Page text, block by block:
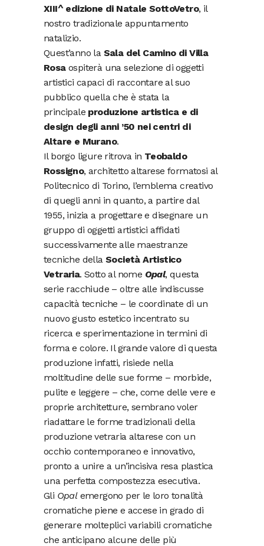
XIII^ edizione di Natale SottoVetro, il
nostro tradizionale appuntamento
natalizio.
Quest’anno laSala del Camino di Villa
Rosaospiterà una selezione di oggetti
artistici capaci di raccontare al suo
pubblico quella che è stata la
principale produzione artistica e di
design degli anni ’50 nei centri di
Altare e Murano.
Il borgo ligure ritrova in Teobaldo
Rossigno, architetto altarese formatosi al
Politecnico di Torino, l’emblema creativo
di quegli anni in quanto, a partire dal
1955, inizia a progettare e disegnare un
gruppo di oggetti artistici affidati
successivamente alle maestranze
tecniche dellaSocietà Artistico
Vetraria. Sotto al nome Opal, questa
serie racchiude – oltre alle indiscusse
capacità tecniche – le coordinate di un
nuovo gusto estetico incentrato su
ricerca e sperimentazione in termini di
forma e colore. Il grande valore di questa
produzione infatti, risiede nella
moltitudine delle sue forme – morbide,
pulite e leggere – che, come delle vere e
proprie architetture, sembrano voler
riadattare le forme tradizionali della
produzione vetraria altarese con un
occhio contemporaneo e innovativo,
pronto a unire a un’incisiva resa plastica
una perfetta compostezza esecutiva.
Gli Opalemergono per le loro tonalità
cromatiche piene e accese in grado di
generare molteplici variabili cromatiche
che anticipano alcune delle più